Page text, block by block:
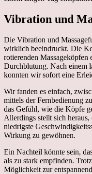
Vibration und
Die Vibration und
wirklich beeindruckt. Die
rotierenden Massageköpfen
Durchblutung. Nach einem
konnten wir sofort eine
Wir fanden es einfach,
mittels der Fernbedienung
das Gefühl, wie die Köpfe
Allerdings stellt sich heraus,
niedrigste
Wirkung zu gewöhnen.
Ein Nachteil könnte sein,
als zu stark empfinden.
Möglichkeit zur